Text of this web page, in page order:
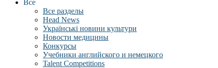
Все
Все разделы
Head News
Українські новини культури
Новости медицины
Конкурсы
Учебники английского и немецкого
Talent Competitions